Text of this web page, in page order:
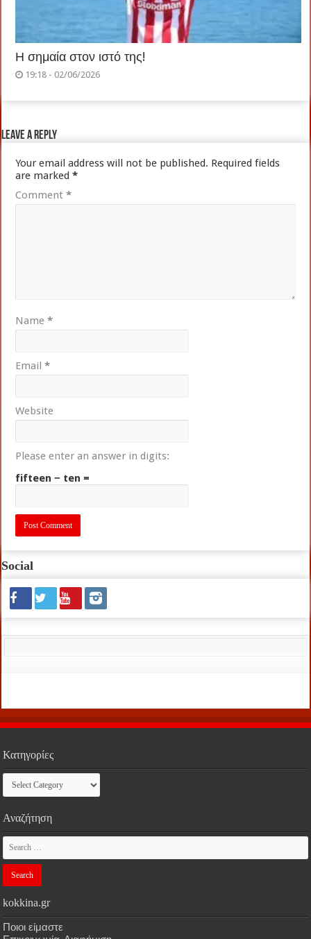
Η σημαία στον ιστό της!
19:18 - 02/06/2026
Leave a Reply
Your email address will not be published. Required fields
are marked*
Comment*
Name*
Email*
Website
Please enter an answer in digits:
fifteen − ten =
Social
Κατηγορίες
Κατηγορίες
Αναζήτηση
kokkina.gr
Ποιοι είμαστε